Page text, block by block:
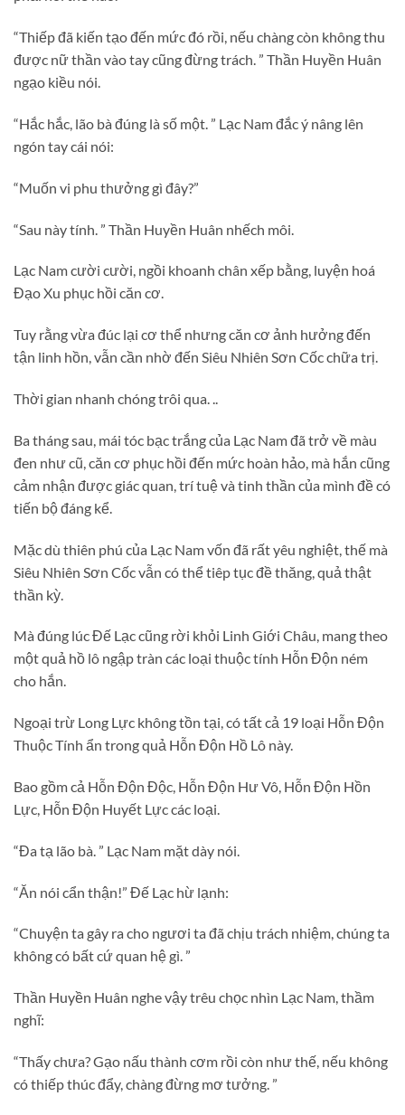
“Thiếp đã kiến tạo đến mức đó rồi, nếu chàng còn không thu
được nữ thần vào tay cũng đừng trách. ” Thần Huyền Huân
ngạo kiều nói.
“Hắc hắc, lão bà đúng là số một. ” Lạc Nam đắc ý nâng lên
ngón tay cái nói:
“Muốn vi phu thưởng gì đây?”
“Sau này tính. ” Thần Huyền Huân nhếch môi.
Lạc Nam cười cười, ngồi khoanh chân xếp bằng, luyện hoá
Đạo Xu phục hồi căn cơ.
Tuy rằng vừa đúc lại cơ thể nhưng căn cơ ảnh hưởng đến
tận linh hồn, vẫn cần nhờ đến Siêu Nhiên Sơn Cốc chữa trị.
Thời gian nhanh chóng trôi qua. ..
Ba tháng sau, mái tóc bạc trắng của Lạc Nam đã trở về màu
đen như cũ, căn cơ phục hồi đến mức hoàn hảo, mà hắn cũng
cảm nhận được giác quan, trí tuệ và tinh thần của mình đề có
tiến bộ đáng kể.
Mặc dù thiên phú của Lạc Nam vốn đã rất yêu nghiệt, thế mà
Siêu Nhiên Sơn Cốc vẫn có thể tiêp tục đề thăng, quả thật
thần kỳ.
Mà đúng lúc Đế Lạc cũng rời khỏi Linh Giới Châu, mang theo
một quả hồ lô ngập tràn các loại thuộc tính Hỗn Độn ném
cho hắn.
Ngoại trừ Long Lực không tồn tại, có tất cả 19 loại Hỗn Độn
Thuộc Tính ẩn trong quả Hỗn Độn Hồ Lô này.
Bao gồm cả Hỗn Độn Độc, Hỗn Độn Hư Vô, Hỗn Độn Hồn
Lực, Hỗn Độn Huyết Lực các loại.
“Đa tạ lão bà. ” Lạc Nam mặt dày nói.
“Ăn nói cẩn thận!” Đế Lạc hừ lạnh:
“Chuyện ta gây ra cho ngươi ta đã chịu trách nhiệm, chúng ta
không có bất cứ quan hệ gì. ”
Thần Huyền Huân nghe vậy trêu chọc nhìn Lạc Nam, thầm
nghĩ:
“Thấy chưa? Gạo nấu thành cơm rồi còn như thế, nếu không
có thiếp thúc đẩy, chàng đừng mơ tưởng. ”